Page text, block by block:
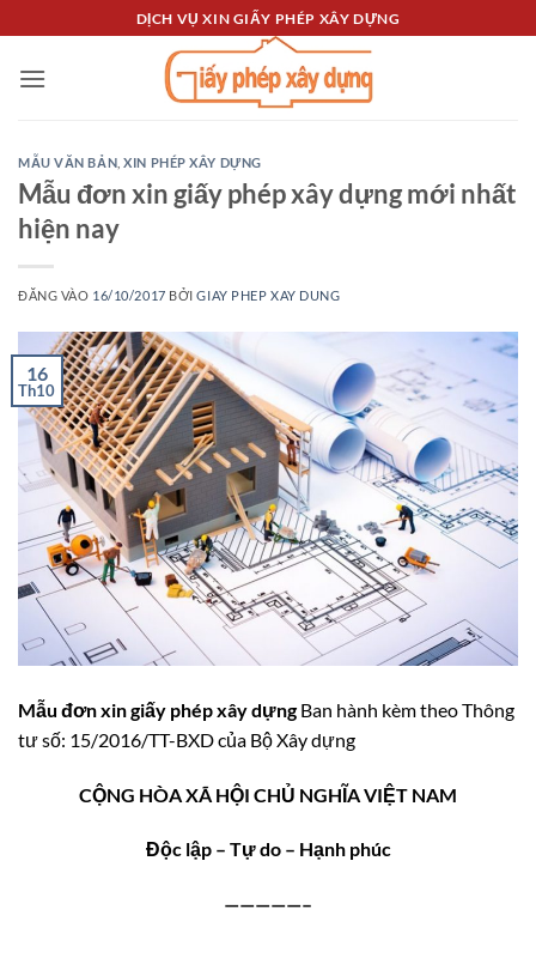
qua
nội
DỊCH VỤ XIN GIẤY PHÉP XÂY DỰNG
MẪU VĂN BẢN ,XIN PHÉP XÂY DỰNG
Mẫu đơn xin giấy phép xây dựng mới nhất
hiện nay
ĐĂNG VÀO 16/10/2017 BỞIGIAY PHEP XAY DUNG
16
Th10
Mẫu đơn xin giấy phép xây dựngBan hành kèm theo Thông
tư số: 15/2016/TT-BXD của Bộ Xây dựng
CỘNG HÒA XÃ HỘI CHỦ NGHĨA VIỆT NAM
Độc lập – Tự do – Hạnh phúc
—————–